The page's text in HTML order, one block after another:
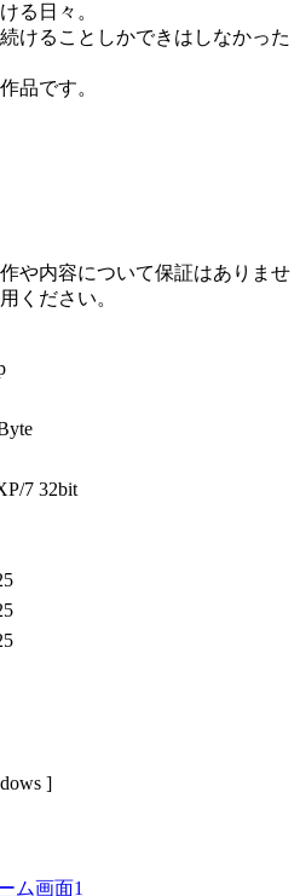
る日々。
けることしかできはしなかった
品です。
や内容について保証はありませ
ください。
7 32bit
]